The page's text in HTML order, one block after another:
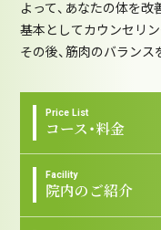
よって、あなたの体を改
基本としてカウンセリ
その後、筋肉のバランス
Price List
コース・料金
Facility
院内のご紹介